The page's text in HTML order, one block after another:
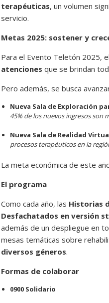
terapéuticas, un volumen
servicio.
Metas 2025: sostener y
Para el Evento Teletón 2025,
atenciones que se brindan
Pero además, se busca
Nueva Sala de Exploración
45% de los nuevos ingresos son
Nueva Sala de Realidad
procesos terapéuticos en la
La meta económica de este
El programa
Como cada año, las Historias
Desfachatados en versión
además de un despliegue en
mesas temáticas sobre
diversos géneros.
Formas de colaborar
0900 Solidario